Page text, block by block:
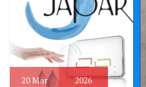
20Mar 2026